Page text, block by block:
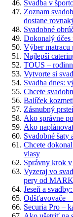
Svadba v
Zoznam
dostane
Svadobné
Dokonalý účes
Výber matracu
Najlepší
TOUS –
Vytvorte si
Svadba dnes:
Chcete
Balíček
Zásnubný
Ako správne
Ako
Svadobné šaty
Chcete
vlasy
Správny krok
Vyzeraj vo
pery od
Jeseň a
Odšťavovače
Securia Pro –